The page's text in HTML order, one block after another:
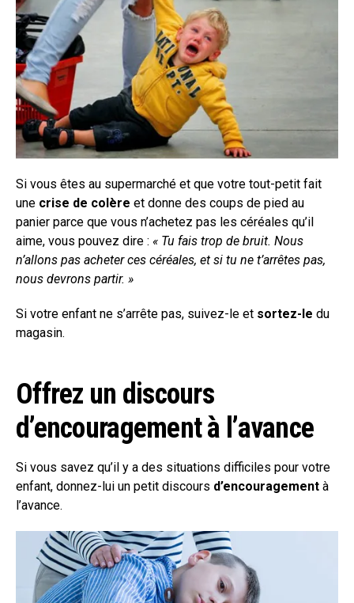
Si vous êtes au supermarché et que votre tout-petit fait
une crise de colère et donne des coups de pied au
panier parce que vous n’achetez pas les céréales qu’il
aime, vous pouvez dire : « Tu fais trop de bruit. Nous
n’allons pas acheter ces céréales, et si tu ne t’arrêtes pas,
nous devrons partir. »
Si votre enfant ne s’arrête pas, suivez-le et sortez-le du
magasin.
Offrez un discours
d’encouragement à l’avance
Si vous savez qu’il y a des situations difficiles pour votre
enfant, donnez-lui un petit discours d’encouragement à
l’avance.